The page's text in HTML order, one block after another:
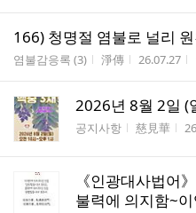
166) 청명절 염불로 널리
게시판명
염불감응록 (3) 작성자
淨傳 작성시간
26.07.27
2026년 8월 2일 (
게시판명
공지사항 작성자
慈見華
《인광대사법어
불력에 의지함~